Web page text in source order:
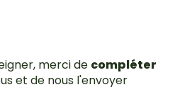
merci de compléter
et de nous l'envoyer